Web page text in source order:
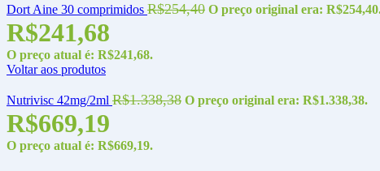
Dort Aine 30 comprimidos R$254,40 O preço original era:
R$241,68
O preço atual é: R$241,68.
Voltar aos produtos
Nutrivisc 42mg/2ml R$1.338,38 O preço original era: R$1.338,38.
R$669,19
O preço atual é: R$669,19.